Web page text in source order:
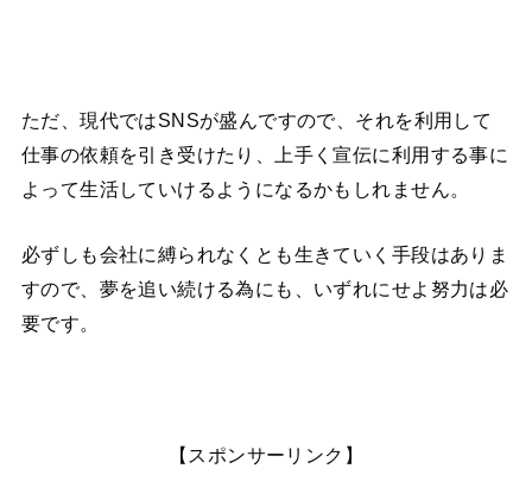
ただ、現代ではSNSが盛んですので、それを利用して
仕事の依頼を引き受けたり、上手く宣伝に利用する事に
よって生活していけるようになるかもしれません。
必ずしも会社に縛られなくとも生きていく手段はありま
すので、夢を追い続ける為にも、いずれにせよ努力は必
要です。
【スポンサーリンク】